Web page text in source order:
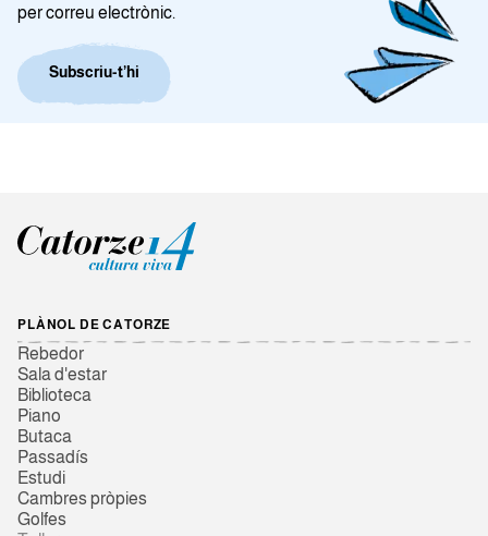
per correu electrònic.
Subscriu-t’hi
PLÀNOL DE CATORZE
Rebedor
Sala d'estar
Biblioteca
Piano
Butaca
Passadís
Estudi
Cambres pròpies
Golfes